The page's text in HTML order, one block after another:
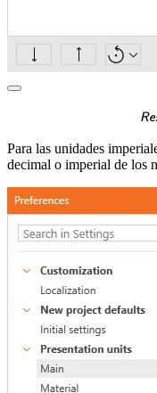
Para las unidades
decimal o imperial de los